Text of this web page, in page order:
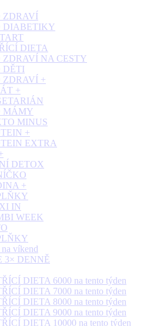
ZDRAVÍ
DIABETIKY
DIETA
ZDRAVÍ NA CESTY
DĚTI
ZDRAVÍ +
+
MÁMY
MINUS
+
EXTRA
DETOX
+
IN
WEEK
víkend
3× DENNĚ
DIETA 6000 na tento týden
DIETA 7000 na tento týden
DIETA 8000 na tento týden
DIETA 9000 na tento týden
DIETA 10000 na tento týden